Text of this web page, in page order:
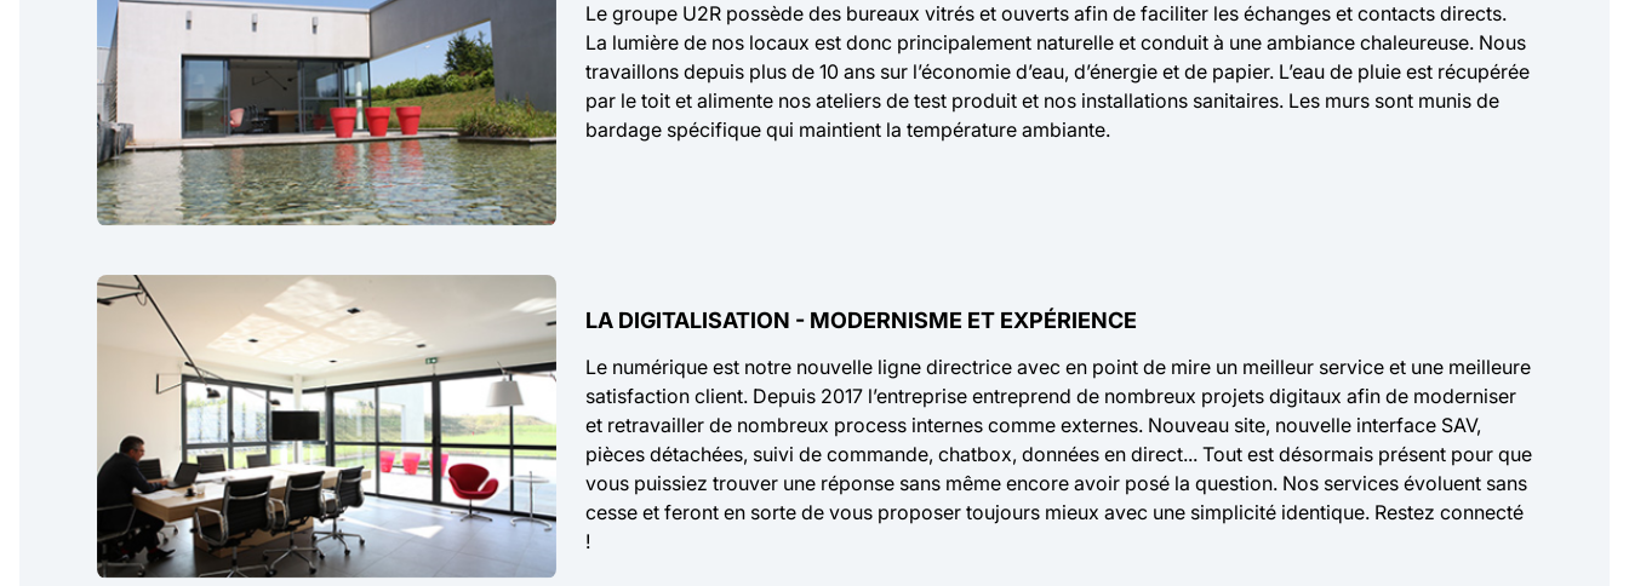
Le groupe U2R possède des bureaux vitrés et ouverts afin de faciliter les échanges et contacts directs.
La lumière de nos locaux est donc principalement naturelle et conduit à une ambiance chaleureuse. Nous
travaillons depuis plus de 10 ans sur l’économie d’eau, d’énergie et de papier. L’eau de pluie est récupérée
par le toit et alimente nos ateliers de test produit et nos installations sanitaires. Les murs sont munis de
bardage spécifique qui maintient la température ambiante.
LA DIGITALISATION - MODERNISME ET EXPÉRIENCE
Le numérique est notre nouvelle ligne directrice avec en point de mire un meilleur service et une meilleure
satisfaction client. Depuis 2017 l’entreprise entreprend de nombreux projets digitaux afin de moderniser
et retravailler de nombreux process internes comme externes. Nouveau site, nouvelle interface SAV,
pièces détachées, suivi de commande, chatbox, données en direct... Tout est désormais présent pour que
vous puissiez trouver une réponse sans même encore avoir posé la question. Nos services évoluent sans
cesse et feront en sorte de vous proposer toujours mieux avec une simplicité identique. Restez connecté
!